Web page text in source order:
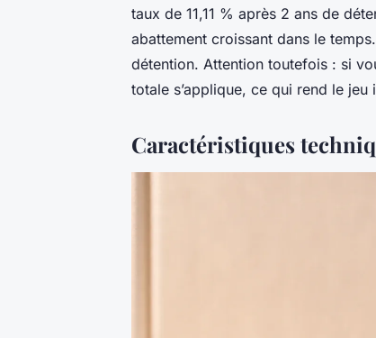
taux de 11,11 % après 2 ans de
abattement croissant dans le
détention. Attention toutefois : si
totale s’applique, ce qui rend le
Caractéristiques